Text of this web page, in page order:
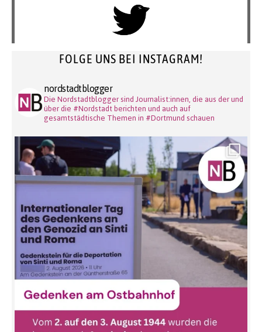
FOLGE UNS BEI INSTAGRAM!
nordstadtblogger
Die Nordstadtblogger sind Journalist:innen, die aus der und
über die #Nordstadt berichten und auch auf
gesamtstädtische Themen in #Dortmund schauen